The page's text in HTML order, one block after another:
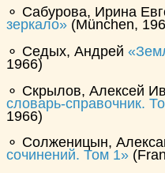
⚬ Сабурова, Ирина
зеркaло
(München,
⚬ Седых, Андрей
1966)
⚬ Скрылов, Алексей
словарь-справочник.
1966)
⚬ Солженицын,
сочинений. Том 1